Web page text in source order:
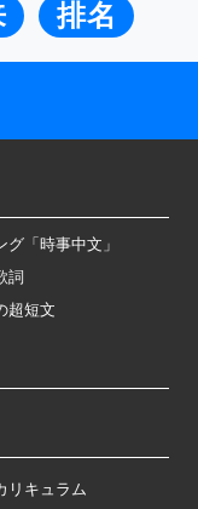
排名
グ「時事中文」
詞
超短文
リキュラム